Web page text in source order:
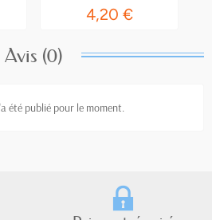
4,20 €
Avis (0)
été publié pour le moment.